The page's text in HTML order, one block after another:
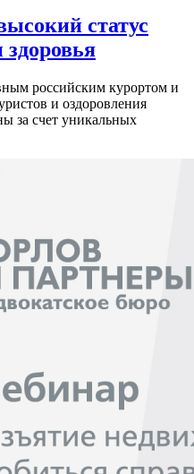
статус
российским курортом и
и оздоровления
за счет уникальных